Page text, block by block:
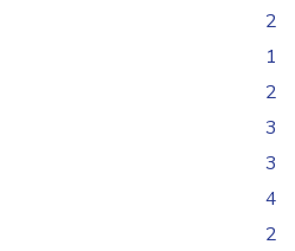
2
1
2
3
3
4
2